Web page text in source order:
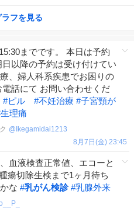
フを見る
までです。 本日は予約
以降の予約は受け付けてい
、婦人科系疾患でお困りの
話にて お問い合わせくだ
#ピル #不妊治療 #子宮頸が
生理痛
@ Ikegamidai1213
8月7日(金) 23:45
血液検査正常値、エコーと
瘍切除生検まで1ヶ月待ち
な #乳がん検診 #乳腺外来